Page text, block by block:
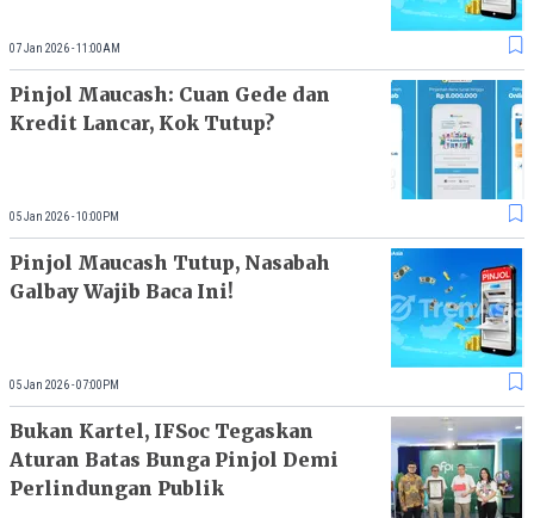
07 Jan 2026 - 11:00AM
Pinjol Maucash: Cuan Gede dan
Kredit Lancar, Kok Tutup?
05 Jan 2026 - 10:00PM
Pinjol Maucash Tutup, Nasabah
Galbay Wajib Baca Ini!
05 Jan 2026 - 07:00PM
Bukan Kartel, IFSoc Tegaskan
Aturan Batas Bunga Pinjol Demi
Perlindungan Publik